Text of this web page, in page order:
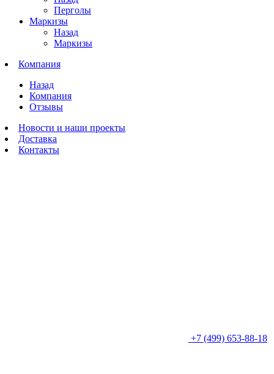
Перголы
Маркизы
Назад
Маркизы
Компания
Назад
Компания
Отзывы
Новости и наши проекты
Доставка
Контакты
+7 (499) 653-88-18